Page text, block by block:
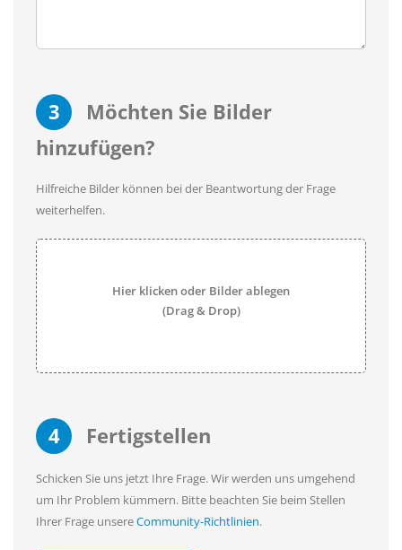
3
Möchten Sie Bilder
hinzufügen?
Hilfreiche Bilder können bei der Beantwortung der Frage
weiterhelfen.
Hier klicken oder Bilder ablegen
(Drag & Drop)
4 Fertigstellen
Schicken Sie uns jetzt Ihre Frage. Wir werden uns umgehend
um Ihr Problem kümmern. Bitte beachten Sie beim Stellen
Ihrer Frage unsereCommunity-Richtlinien.